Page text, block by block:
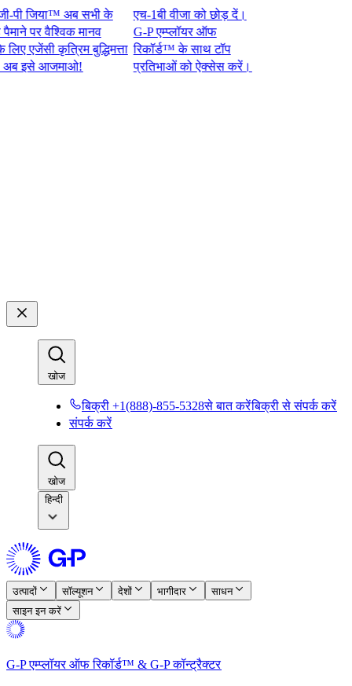
जिया™ अब सभी के
वैश्विक मानव
कृत्रिम बुद्धिमत्ता
इसे आजमाओ!​​
एच-1बी वीजा को छोड़ दें।
G-P एम्प्लॉयर ऑफ
रिकॉर्ड™ के साथ टॉप
प्रतिभाओं को ऐक्सेस करें।​​
खोज​​
बिक्री +1(888)-855-5328से बात करें​​बिक्री से संपर्क करें​​
संपर्क करें​​
खोज​​
हिन्दी
उत्पादों​​ सॉल्यूशन​​ देशों​​ भागीदार​​
साधन​​
साइन इन करें​​
G-P एम्प्लॉयर ऑफ रिकॉर्ड™ & G-P कॉन्ट्रैक्टर​​